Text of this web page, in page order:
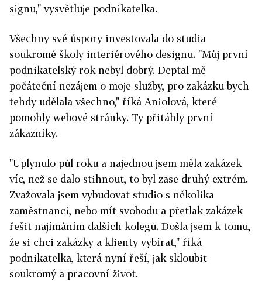
signu," vysvětluje podnikatelka.
Všechny své úspory investovala do studia
soukromé školy interiérového de­signu. "Můj první
podnikatelský rok nebyl dobrý. Deptal mě
počáteční nezájem o moje služby, pro zakázku bych
tehdy udělala všechno," říká Aniolová, které
pomohly webové stránky. Ty přitáhly první
zákazníky.
"Uplynulo půl roku a najednou jsem měla zakázek
víc, než se dalo stihnout, to byl zase druhý extrém.
Zvažovala jsem vybudovat studio s několika
zaměstnanci, nebo mít svobodu a přetlak zakázek
řešit najímáním dalších kolegů. Došla jsem k tomu,
že si chci zakázky a klienty vybírat," říká
podnikatelka, která nyní řeší, jak skloubit
soukromý a pracovní život.